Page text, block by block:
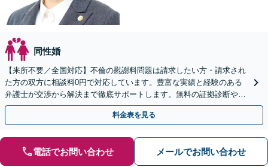
同性婚
【来所不要／全国対応】不倫の慰謝料問題は請求したい方・請求され
た方の双方に相談料0円で対応しています。豊富な実績と経験のある
弁護士が交渉から解決まで徹底サポートします。無料の証拠診断や着
手金の返還保証もありますので安心してご相談ください。
料金表を見る
電話でお問い合わせ メールでお問い合わせ